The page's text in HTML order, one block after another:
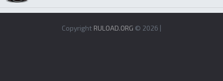
Copyright RULOAD.ORG © 2026 |